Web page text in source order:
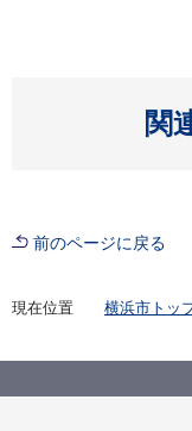
関
前のページに戻る
現在位置 横浜市トッ
【契約結果
とつかの子